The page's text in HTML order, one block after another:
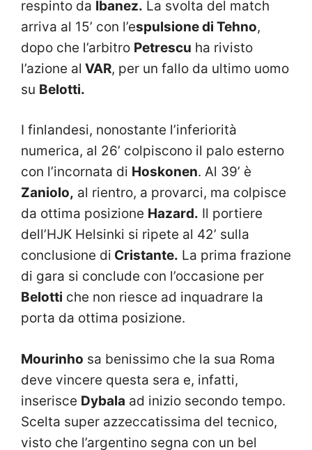
respinto da Ibanez. La svolta del match
arriva al 15’ con l’espulsione di Tehno,
dopo che l’arbitro Petrescu ha rivisto
l’azione al VAR, per un fallo da ultimo uomo
su Belotti.
I finlandesi, nonostante l’inferiorità
numerica, al 26’ colpiscono il palo esterno
con l’incornata di Hoskonen. Al 39’ è
Zaniolo, al rientro, a provarci, ma colpisce
da ottima posizione Hazard. Il portiere
dell’HJK Helsinki si ripete al 42’ sulla
conclusione di Cristante. La prima frazione
di gara si conclude con l’occasione per
Belotti che non riesce ad inquadrare la
porta da ottima posizione.
Mourinho sa benissimo che la sua Roma
deve vincere questa sera e, infatti,
inserisce Dybala ad inizio secondo tempo.
Scelta super azzeccatissima del tecnico,
visto che l’argentino segna con un bel